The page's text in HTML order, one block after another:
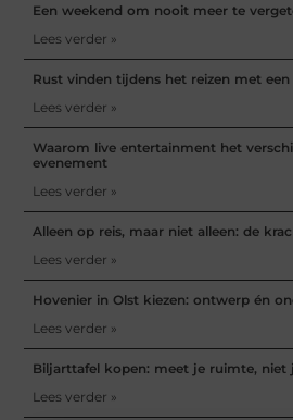
Een weekend om nooit meer te
Lees verder »
Rust vinden tijdens het reizen met
Lees verder »
Waarom live entertainment het
evenement
Lees verder »
Alleen op reis, maar niet alleen: de
Lees verder »
Hovenier in Olst kiezen: ontwerp én
Lees verder »
Biljarttafel kopen: meet je ruimte, niet
Lees verder »